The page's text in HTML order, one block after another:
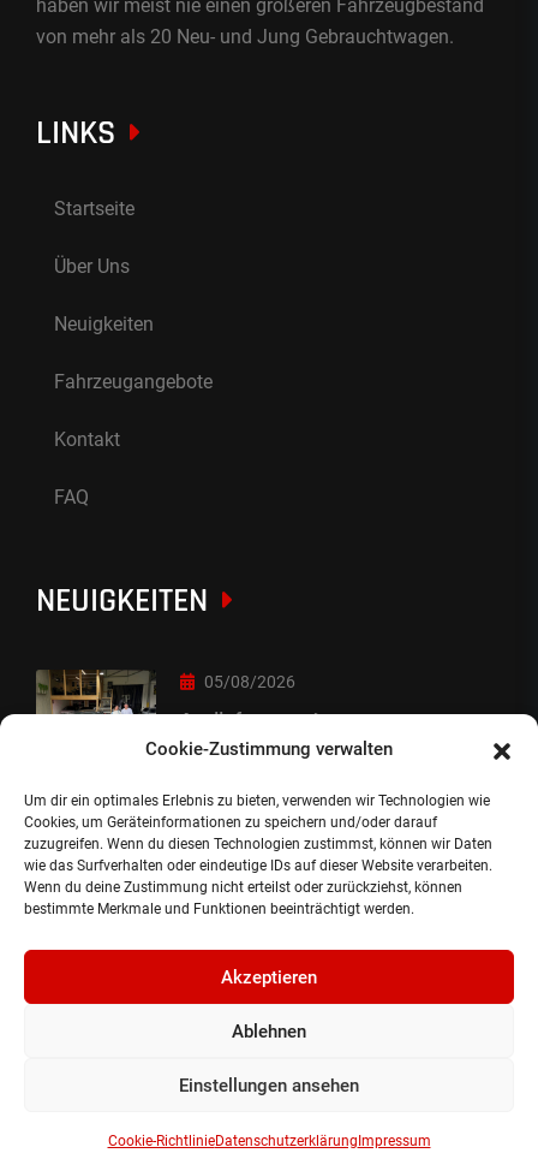
Cookie-Zustimmung verwalten
Um dir ein optimales Erlebnis zu bieten, verwenden wir Technologien wie
Cookies, um Geräteinformationen zu speichern und/oder darauf
zuzugreifen. Wenn du diesen Technologien zustimmst, können wir Daten
wie das Surfverhalten oder eindeutige IDs auf dieser Website verarbeiten.
Wenn du deine Zustimmung nicht erteilst oder zurückziehst, können
bestimmte Merkmale und Funktionen beeinträchtigt werden.
Akzeptieren
Ablehnen
Einstellungen ansehen
Cookie-RichtlinieDatenschutzerklärung Impressum
haben wir meist nie einen größeren Fahrzeugbestand
von mehr als 20 Neu- und Jung Gebrauchtwagen.
LINKS
Startseite
Über Uns
Neuigkeiten
Fahrzeugangebote
Kontakt
FAQ
NEUIGKEITEN
05/08/2026
Auslieferung :-)
05/08/2026
besondere Übergabe
©2024, Gepflanzt Jung- und SportwagenhandelsgmbH.